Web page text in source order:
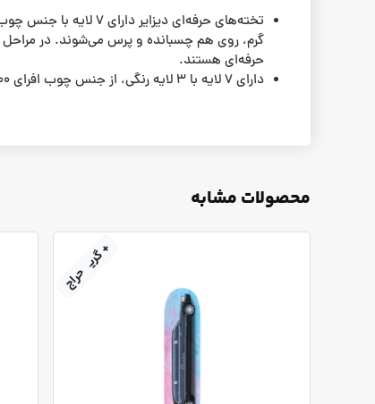
گرم، روی هم چسبانده و پرس می‌شوند. در
حرفه‌ای هستند.
دارای ۷ لایه‌ با ۳ لایه رنگی، از جنس چوب افرای 100% کانادایی، با گودی متوسط یا زیاد و تا تحمل وزن تا حدود ۱۵۰ کیلوگرم.
محصولات مشابه
+ گریپ‌تیپ
حراج